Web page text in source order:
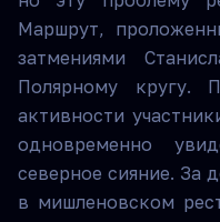
Маршрут,
затмениями
Полярному кругу.
активности
одновременно
северное сияние. За
в мишленовском